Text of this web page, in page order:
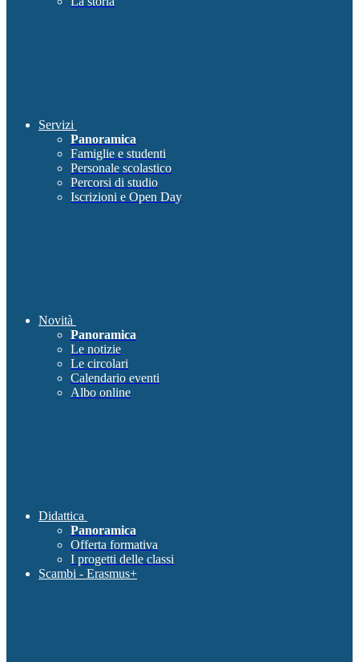
Servizi
Panoramica
Famiglie e studenti
Personale scolastico
Percorsi di studio
Iscrizioni e Open Day
Novità
Panoramica
Le notizie
Le circolari
Calendario eventi
Albo online
Didattica
Panoramica
Offerta formativa
I progetti delle classi
Scambi - Erasmus+